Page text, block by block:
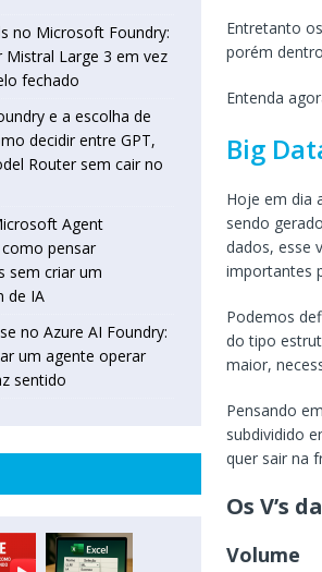
Entretanto
porém
Entenda
Big
Hoje em dia
sendo
dados, esse
importantes
Podemos
do tipo
maior,
Pensando
subdividido
quer sair na
Os V’s
Volume
no Microsoft Foundry:
Mistral Large 3 em vez
fechado
e a escolha de
decidir entre GPT,
Router sem cair no
Agent
pensar
sem criar um
de IA
no Azure AI Foundry:
um agente operar
sentido